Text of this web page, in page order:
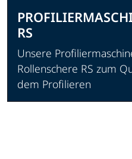
RS
Unsere
Rollenschere RS zum
dem Profilieren